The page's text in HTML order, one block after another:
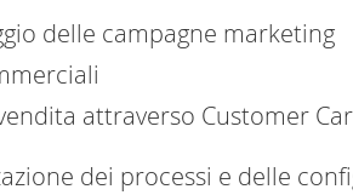
delle campagne marketing
attraverso Customer
dei processi e delle